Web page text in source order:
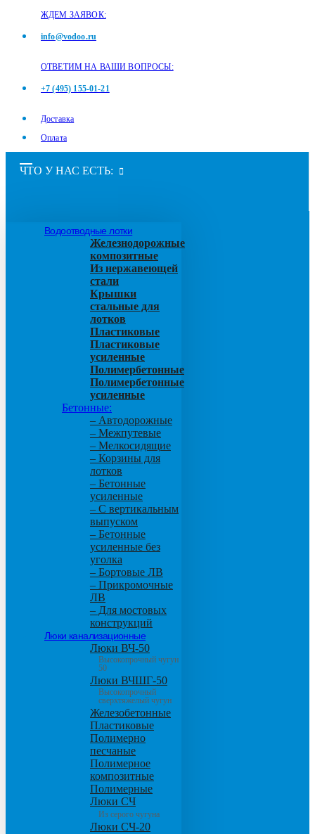
ЖДЕМ ЗАЯВОК:
info@vodoo.ru
ОТВЕТИМ НА ВАШИ ВОПРОСЫ:
+7 (495) 155-01-21
Доставка
Оплата
ЧТО У НАС ЕСТЬ:
Водоотводные лотки
Железнодорожные
композитные
Из нержавеющей
стали
Крышки
стальные для
лотков
Пластиковые
Пластиковые
усиленные
Полимербетонные
Полимербетонные
усиленные
Бетонные:
– Автодорожные
– Межпутевые
– Мелкосидящие
– Корзины для
лотков
– Бетонные
усиленные
– С вертикальным
выпуском
– Бетонные
усиленные без
уголка
– Бортовые ЛВ
– Прикромочные
ЛВ
– Для мостовых
конструкций
Люки канализационные
Люки ВЧ-50
Высокопрочный чугун
50
Люки ВЧШГ-50
Высокопрочный
сверхтяжелый чугун
Железобетонные
Пластиковые
Полимерно
песчаные
Полимерное
композитные
Полимерные
Люки СЧ
Из серого чугуна
Люки СЧ-20